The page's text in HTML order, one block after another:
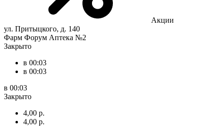
Акции
ул. Притыцкого, д. 140
Фарм Форум Аптека №2
Закрыто
в 00:03
в 00:03
в 00:03
Закрыто
4,00 р.
4,00 р.